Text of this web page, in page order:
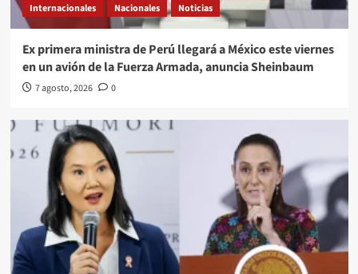
Internacionales Nacionales Noticias
Ex primera ministra de Perú llegará a México este viernes
en un avión de la Fuerza Armada, anuncia Sheinbaum
7 agosto, 2026 0